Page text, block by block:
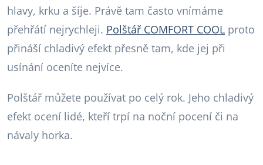
hlavy, krku a šíje. Právě tam často vnímáme
přehřátí nejrychleji. Polštář COMFORT COOL proto
přináší chladivý efekt přesně tam, kde jej při
usínání oceníte nejvíce.
Polštář můžete používat po celý rok. Jeho chladivý
efekt ocení lidé, kteří trpí na noční pocení či na
návaly horka.